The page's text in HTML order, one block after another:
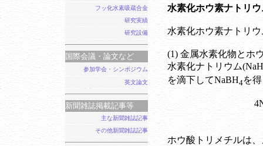
フッ化水素吸蔵合金
研究実績
研究設備
国際会議・論文など
参加学会・シンポジウム
英文論文
新聞雑誌掲載記事等
主な新聞雑誌記事
その他新聞雑誌記事
水素化ホウ素ナトリ
水素化ホウ素ナトリ
(1) 金属水素化物とホ
水素化ナトリウム
を滴下してNaBH4を
ホウ酸トリメチルは